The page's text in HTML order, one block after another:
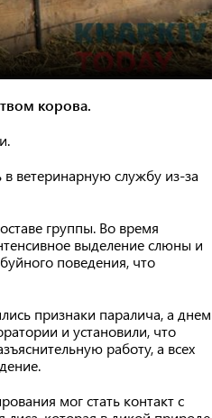
корова.
ветеринарную службу из-за
группы. Во время
выделение слюны и
поведения, что
признаки паралича, а днем
и установили, что
работу, а всех
мог стать контакт с